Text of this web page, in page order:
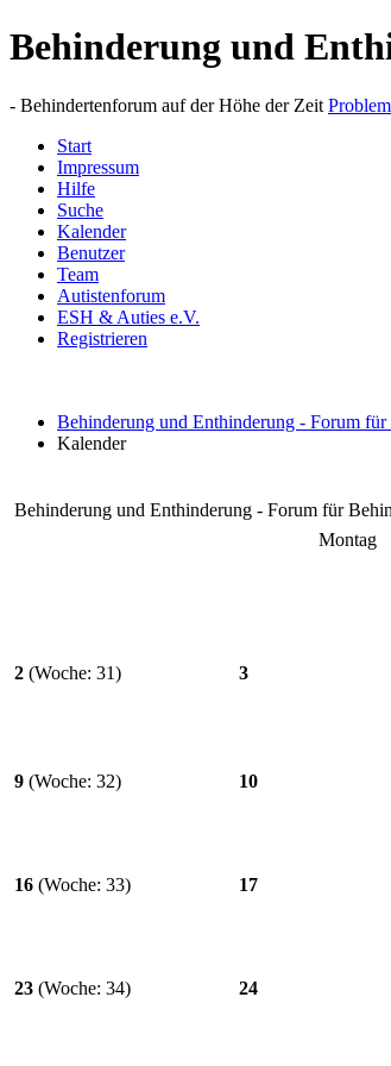
Behinderung und
- Behindertenforum auf der Höhe der Zeit Problem
Start
Impressum
Hilfe
Suche
Kalender
Benutzer
Team
Autistenforum
ESH & Auties e.V.
Registrieren
Behinderung und Enthinderung - Forum für
Kalender
Behinderung und Enthinderung - Forum für
Montag
2 (Woche: 31) 3
9 (Woche: 32) 10
16 (Woche: 33) 17
23 (Woche: 34) 24